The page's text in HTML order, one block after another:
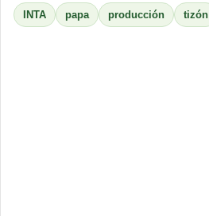
INTA papa producción tizón